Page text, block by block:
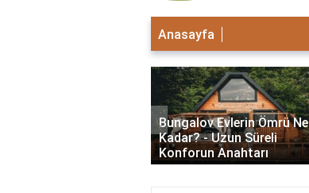
Anasayfa
Bungalov Evlerin Ömrü Ne
Kadar? - Uzun Süreli
Konforun Anahtarı
‹